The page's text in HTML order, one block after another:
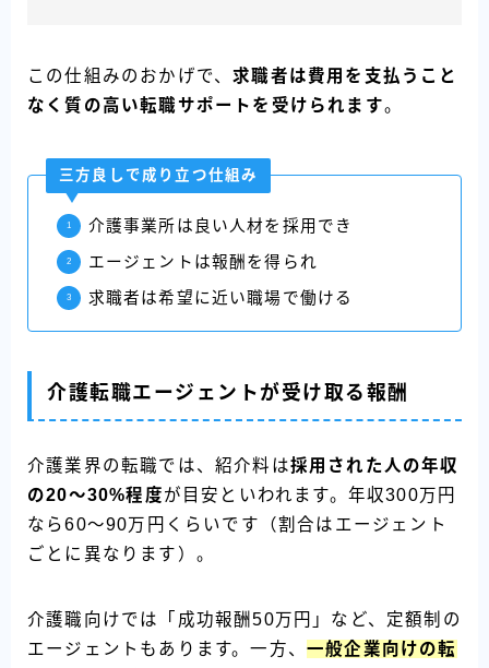
この仕組みのおかげで、求職者は費用を支払うこと
なく質の高い転職サポートを受けられます。
三方良しで成り立つ仕組み
介護事業所は良い人材を採用でき
エージェントは報酬を得られ
求職者は希望に近い職場で働ける
介護転職エージェントが受け取る報酬
介護業界の転職では、紹介料は採用された人の年収
の20〜30%程度が目安といわれます。年収300万円
なら60〜90万円くらいです（割合はエージェント
ごとに異なります）。
介護職向けでは「成功報酬50万円」など、定額制の
エージェントもあります。一方、 一般企業向けの転